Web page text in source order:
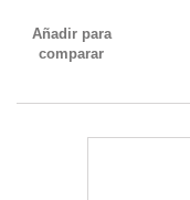
Añadir para
comparar